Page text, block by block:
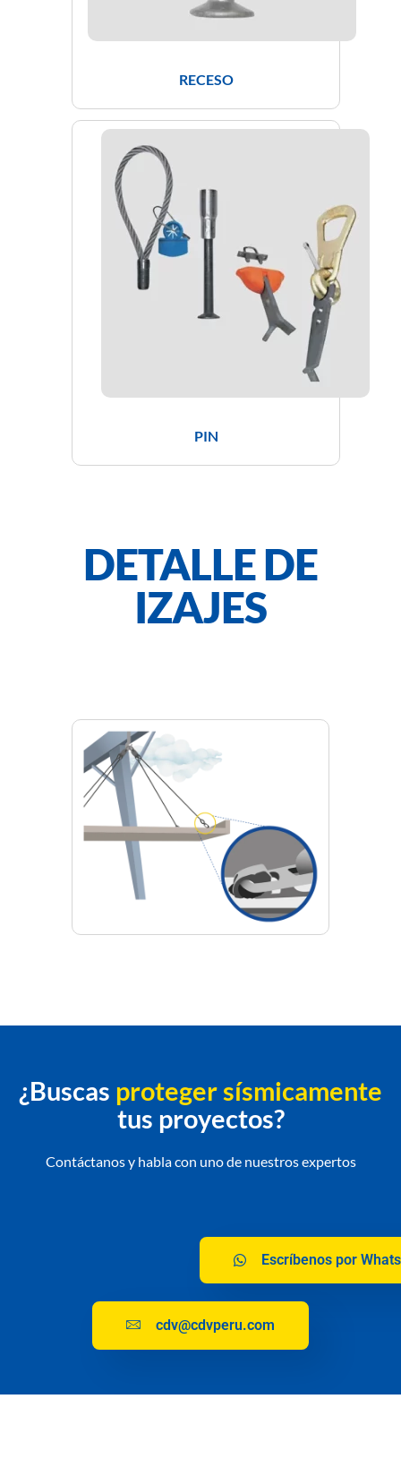
RECESO
PIN
DETALLE DE
IZAJES
¿Buscas proteger sísmicamente
tus proyectos?
Contáctanos y habla con uno de nuestros expertos
Escríbenos por
cdv@cdvperu.com